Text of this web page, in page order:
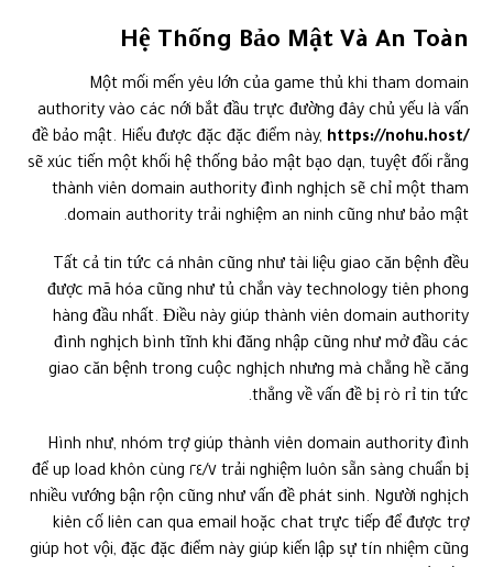
Hệ Thống Bảo Mật Và An Toàn
Một mối mến yêu lớn của game thủ khi tham domain
authority vào các nới bắt đầu trực đường đây chủ yếu là vấn
đề bảo mật. Hiểu được đặc đặc điểm này, https://nohu.host/
sẽ xúc tiến một khối hệ thống bảo mật bạo dạn, tuyệt đối rằng
thành viên domain authority đình nghịch sẽ chỉ một tham
domain authority trải nghiệm an ninh cũng như bảo mật.
Tất cả tin tức cá nhân cũng như tài liệu giao căn bệnh đều
được mã hóa cũng như tủ chắn vày technology tiên phong
hàng đầu nhất. Điều này giúp thành viên domain authority
đình nghịch bình tĩnh khi đăng nhập cũng như mở đầu các
giao căn bệnh trong cuộc nghịch nhưng mà chẳng hề căng
thẳng về vấn đề bị rò rỉ tin tức.
Hình như, nhóm trợ giúp thành viên domain authority đình
trải nghiệm luôn sẵn sàng chuẩn bị ٢٤/٧ để up load khôn cùng
nhiều vướng bận rộn cũng như vấn đề phát sinh. Người nghịch
kiên cố liên can qua email hoặc chat trực tiếp để được trợ
giúp hot vội, đặc đặc điểm này giúp kiến lập sự tín nhiệm cũng